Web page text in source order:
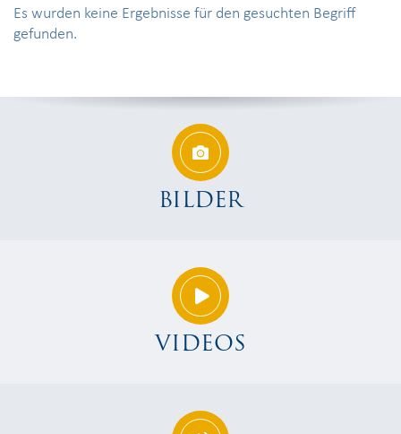
Es wurden keine Ergebnisse für den gesuchten Begriff
gefunden.
BILDER
VIDEOS